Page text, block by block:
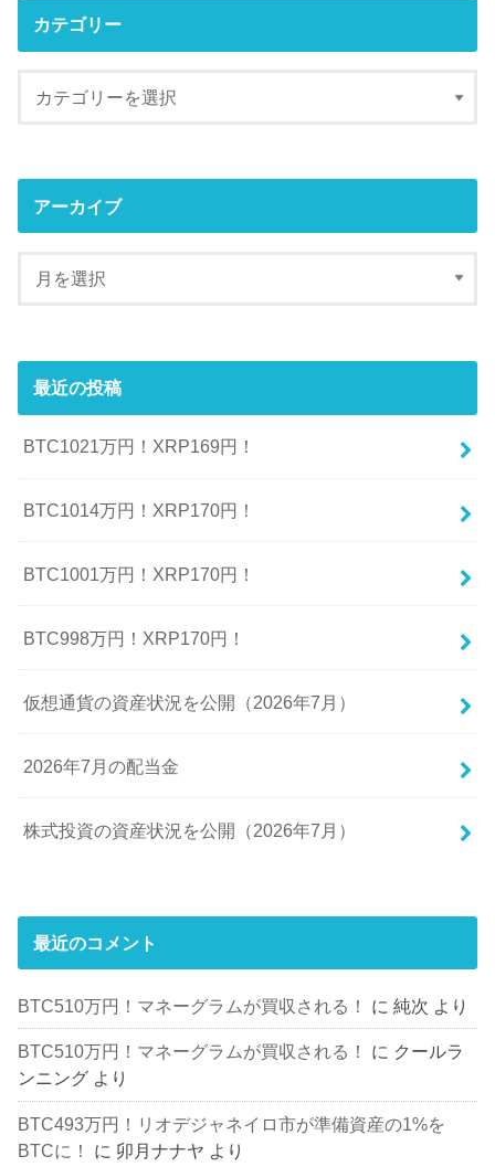
カテゴリー
アーカイブ
最近の投稿
BTC1021万円！XRP169円！
BTC1014万円！XRP170円！
BTC1001万円！XRP170円！
BTC998万円！XRP170円！
仮想通貨の資産状況を公開（2026年7月）
2026年7月の配当金
株式投資の資産状況を公開（2026年7月）
最近のコメント
BTC510万円！マネーグラムが買収される！ に純次 より
BTC510万円！マネーグラムが買収される！ に クールラ
ンニング より
BTC493万円！リオデジャネイロ市が準備資産の1%を
BTCに！
に 卯月ナナヤ より